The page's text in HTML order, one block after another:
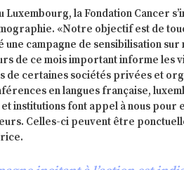
Luxembourg, la Fondation Cancer
«Notre objectif est de
une campagne de sensibilisation
de ce mois important informe les
de certaines sociétés privées et
en langues française,
institutions font appel à nous pour
Celles-ci peuvent être